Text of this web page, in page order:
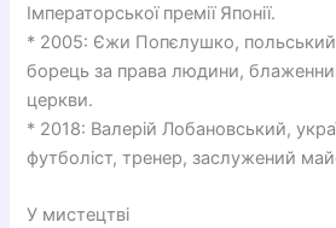
Імператорської премії Японії.
* 2005: Єжи Попєлушко,
борець за права людини,
церкви.
* 2018: Валерій Лобановський,
футболіст, тренер, заслужений
У мистецтві